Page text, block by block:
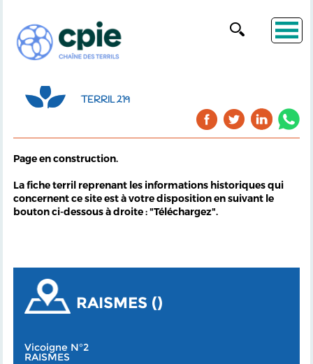
TERRIL 219
Page en construction.
La fiche terril reprenant les informations historiques qui
concernent ce site est à votre disposition en suivant le
bouton ci-dessous à droite : "Téléchargez".
RAISMES ()
Vicoigne N°2
RAISMES